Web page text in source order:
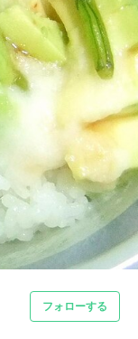
フォローする